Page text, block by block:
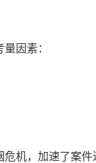
因素：
机，加速了案件